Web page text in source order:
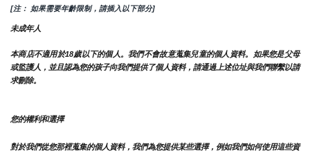
[注： 如果需要年齡限制，請插入以下部分]
未成年人
本商店不適用於18歲以下的個人。我們不會故意蒐集兒童的個人資料。如果您是父母
或監護人，並且認為您的孩子向我們提供了個人資料，請通過上述位址與我們聯繫以請
求刪除。
您的權利和選擇
對於我們從您那裡蒐集的個人資料，我們為您提供某些選擇，例如我們如何使用這些資